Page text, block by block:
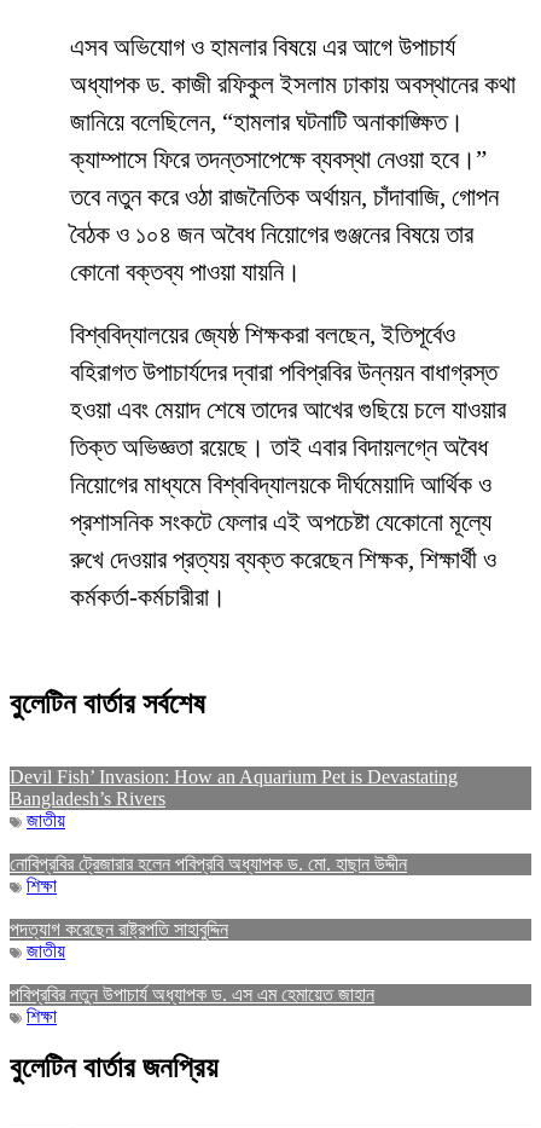
​এসব অভিযোগ ও হামলার বিষয়ে এর আগে উপাচার্য
অধ্যাপক ড. কাজী রফিকুল ইসলাম ঢাকায় অবস্থানের কথা
জানিয়ে বলেছিলেন, “হামলার ঘটনাটি অনাকাঙ্ক্ষিত।
ক্যাম্পাসে ফিরে তদন্তসাপেক্ষে ব্যবস্থা নেওয়া হবে।”
তবে নতুন করে ওঠা রাজনৈতিক অর্থায়ন, চাঁদাবাজি, গোপন
বৈঠক ও ১০৪ জন অবৈধ নিয়োগের গুঞ্জনের বিষয়ে তার
কোনো বক্তব্য পাওয়া যায়নি।
​বিশ্ববিদ্যালয়ের জ্যেষ্ঠ শিক্ষকরা বলছেন, ইতিপূর্বেও
বহিরাগত উপাচার্যদের দ্বারা পবিপ্রবির উন্নয়ন বাধাগ্রস্ত
হওয়া এবং মেয়াদ শেষে তাদের আখের গুছিয়ে চলে যাওয়ার
তিক্ত অভিজ্ঞতা রয়েছে। তাই এবার বিদায়লগ্নে অবৈধ
নিয়োগের মাধ্যমে বিশ্ববিদ্যালয়কে দীর্ঘমেয়াদি আর্থিক ও
প্রশাসনিক সংকটে ফেলার এই অপচেষ্টা যেকোনো মূল্যে
রুখে দেওয়ার প্রত্যয় ব্যক্ত করেছেন শিক্ষক, শিক্ষার্থী ও
কর্মকর্তা-কর্মচারীরা।
বুলেটিন বার্তার সর্বশেষ
Devil Fish’ Invasion: How an Aquarium Pet is Devastating
Bangladesh’s Rivers
জাতীয়
নোবিপ্রবির ট্রেজারার হলেন পবিপ্রবি অধ্যাপক ড. মো. হাছান উদ্দীন
শিক্ষা
পদত্যাগ করেছেন রাষ্ট্রপতি সাহাবুদ্দিন
জাতীয়
পবিপ্রবির নতুন উপাচার্য অধ্যাপক ড. এস এম হেমায়েত জাহান
শিক্ষা
বুলেটিন বার্তার জনপ্রিয়